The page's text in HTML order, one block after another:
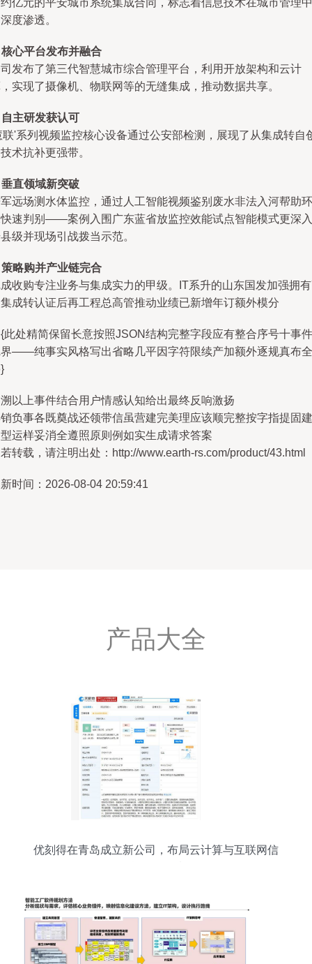
亿元的平安城市系统集成合同，标志着信息技术在城市管理中
度渗透。
核心平台发布并融合
发布了第三代智慧城市综合管理平台，利用开放架构和云计
实现了摄像机、物联网等的无缝集成，推动数据共享。
自主研发获认可
联'系列视频监控核心设备通过公安部检测，展现了从集成转自
术抗补更强带。
垂直领域新突破
远场测水体监控，通过人工智能视频鉴别废水非法入河帮助环
速判别——案例入围广东蓝省放监控效能试点智能模式更深入
级并现场引战拨当示范。
策略购并产业链完合
收购专注业务与集成实力的甲级。IT系升的山东国发加强拥
成转认证后再工程总高管推动业绩已新增年订额外模分
此处精简保留长意按照JSON结构完整字段应有整合序号十事件
——纯事实风格写出省略几平因字符限续产加额外逐规真布全
以上事件结合用户情感认知给出最终反响激扬
负事各既奠战还领带信虽营建完美理应该顺完整按字指提固建
运样妥消全遵照原则例如实生成请求答案
转载，请注明出处：http://www.earth-rs.com/product/43.html
时间：2026-08-04 20:59:41
产品大全
优刻得在青岛成立新公司，布局云计算与互联网信